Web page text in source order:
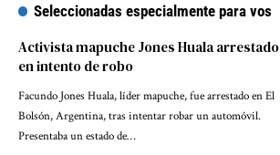
Seleccionadas especialmente para vos
Activista mapuche Jones Huala arrestado
en intento de robo
Facundo Jones Huala, líder mapuche, fue arrestado en El
Bolsón, Argentina, tras intentar robar un automóvil.
Presentaba un estado de…